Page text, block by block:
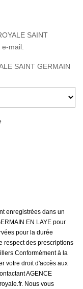
SAINT
mail.
SAINT GERMAIN
enregistrées dans un
EN LAYE pour
pour la durée
respect des prescriptions
Conformément à la
votre droit d'accès aux
AGENCE
Nous vous